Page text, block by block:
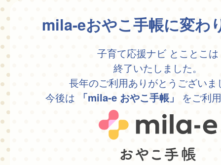
mila-eおやこ手帳に変わ
子育て応援ナビ とことこは
終了いたしました。
長年のご利用ありがとうございま
今後は
「mila-e おやこ手帳」 をご利